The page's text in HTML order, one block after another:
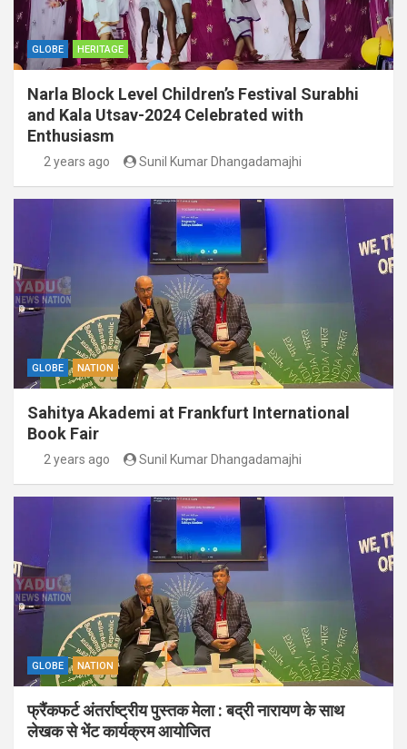
GLOBE HERITAGE
Narla Block Level Children’s Festival Surabhi
and Kala Utsav-2024 Celebrated with
Enthusiasm
2 years ago Sunil Kumar Dhangadamajhi
GLOBE NATION
Sahitya Akademi at Frankfurt International
Book Fair
2 years ago Sunil Kumar Dhangadamajhi
GLOBE NATION
फ्रैंकफर्ट अंतर्राष्ट्रीय पुस्तक मेला : बद्री नारायण के साथ
लेखक से भेंट कार्यक्रम आयोजित